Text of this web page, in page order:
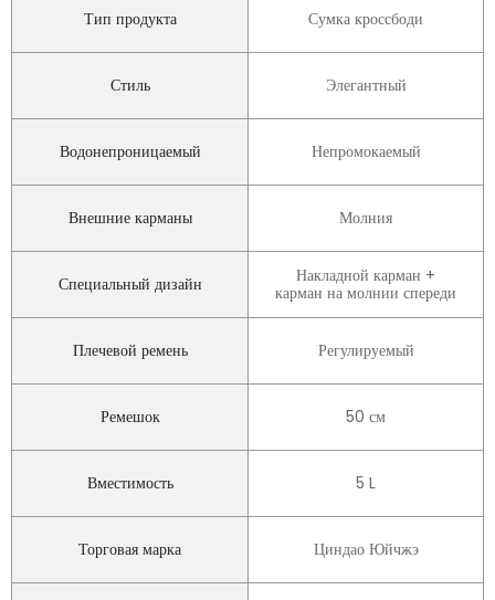
Тип продукта Сумка кроссбоди
Стиль Элегантный
Водонепроницаемый Непромокаемый
Внешние карманы Молния
Специальный дизайн
Накладной карман +
карман на молнии спереди
Плечевой ремень Регулируемый
Ремешок 50 см
Вместимость 5 L
Торговая марка Циндао Юйчжэ